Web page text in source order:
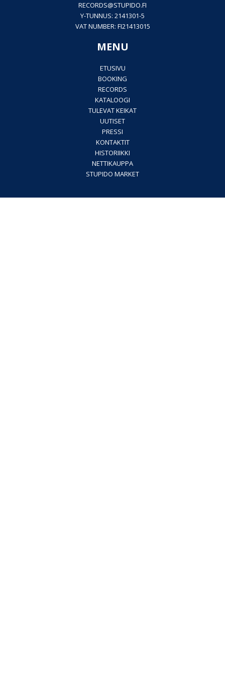
RECORDS@STUPIDO.FI
Y-TUNNUS: 2141301-5
VAT NUMBER: FI21413015
MENU
ETUSIVU
BOOKING
RECORDS
KATALOOGI
TULEVAT KEIKAT
UUTISET
PRESSI
KONTAKTIT
HISTORIIKKI
NETTIKAUPPA
STUPIDO MARKET